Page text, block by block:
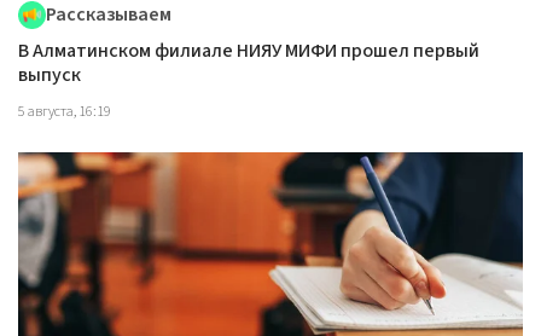
Рассказываем
В Алматинском филиале НИЯУ МИФИ прошел первый
выпуск
5 августа, 16:19